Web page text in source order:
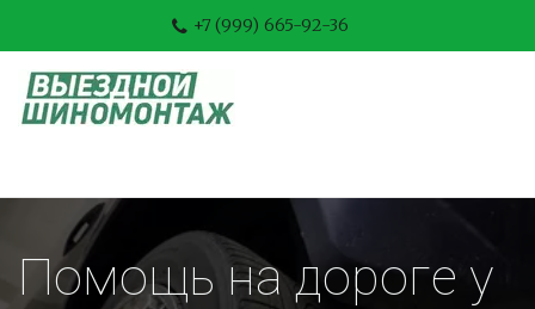
+7 (999) 665-92-36
Помощь на дороге у